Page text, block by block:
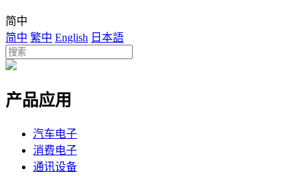
简中
简中 繁中 English 日本語
产品应用
汽车电子
消费电子
通讯设备